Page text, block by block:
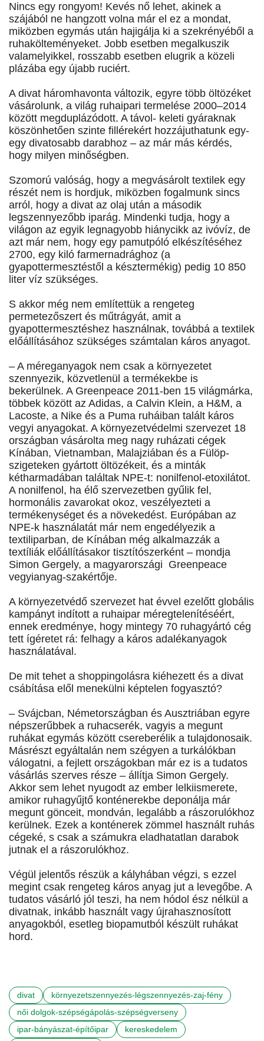
Nincs egy rongyom! Kevés nő lehet, akinek a
szájából ne hangzott volna már el ez a mondat,
miközben egymás után hajigálja ki a szekrényéből a
ruhakölteményeket. Jobb esetben megalkuszik
valamelyikkel, rosszabb esetben elugrik a közeli
plázába egy újabb ruciért.
A divat háromhavonta változik, egyre több öltözéket
vásárolunk, a világ ruhaipari termelése 2000–2014
között megduplázódott. A távol- keleti gyáraknak
köszönhetően szinte fillérekért hozzájuthatunk egy-
egy divatosabb darabhoz – az már más kérdés,
hogy milyen minőségben.
Szomorú valóság, hogy a megvásárolt textilek egy
részét nem is hordjuk, miközben fogalmunk sincs
arról, hogy a divat az olaj után a második
legszennyezőbb iparág. Mindenki tudja, hogy a
világon az egyik legnagyobb hiánycikk az ivóvíz, de
azt már nem, hogy egy pamutpóló elkészítéséhez
2700, egy kiló farmernadrághoz (a
gyapottermesztéstől a késztermékig) pedig 10 850
liter víz szükséges.
S akkor még nem említettük a rengeteg
permetezőszert és műtrágyát, amit a
gyapottermesztéshez használnak, továbbá a textilek
előállításához szükséges számtalan káros anyagot.
– A méreganyagok nem csak a környezetet
szennyezik, közvetlenül a termékekbe is
bekerülnek. A Greenpeace 2011-ben 15 világmárka,
többek között az Adidas, a Calvin Klein, a H&M, a
Lacoste, a Nike és a Puma ruháiban talált káros
vegyi anyagokat. A környezetvédelmi szervezet 18
országban vásárolta meg nagy ruházati cégek
Kínában, Vietnamban, Malajziában és a Fülöp-
szigeteken gyártott öltözékeit, és a minták
kétharmadában találtak NPE-t: nonilfenol-etoxilátot.
A nonilfenol, ha élő szervezetben gyűlik fel,
hormonális zavarokat okoz, veszélyezteti a
termékenységet és a növekedést. Európában az
NPE-k használatát már nem engedélyezik a
textiliparban, de Kínában még alkalmazzák a
textíliák előállításakor tisztítószerként – mondja
Simon Gergely, a magyarországi Greenpeace
vegyianyag-szakértője.
A környezetvédő szervezet hat évvel ezelőtt globális
kampányt indított a ruhaipar méregtelenítéséért,
ennek eredménye, hogy mintegy 70 ruhagyártó cég
tett ígéretet rá: felhagy a káros adalékanyagok
használatával.
De mit tehet a shoppingolásra kiéhezett és a divat
csábítása elől menekülni képtelen fogyasztó?
– Svájcban, Németországban és Ausztriában egyre
népszerűbbek a ruhacserék, vagyis a megunt
ruhákat egymás között csereberélik a tulajdonosaik.
Másrészt egyáltalán nem szégyen a turkálókban
válogatni, a fejlett országokban már ez is a tudatos
vásárlás szerves része – állítja Simon Gergely.
Akkor sem lehet nyugodt az ember lelkiismerete,
amikor ruhagyűjtő konténerekbe deponálja már
megunt gönceit, mondván, legalább a rászorulókhoz
kerülnek. Ezek a konténerek zömmel használt ruhás
cégeké, s csak a számukra eladhatatlan darabok
jutnak el a rászorulókhoz.
Végül jelentős részük a kályhában végzi, s ezzel
megint csak rengeteg káros anyag jut a levegőbe. A
tudatos vásárló jól teszi, ha nem hódol ész nélkül a
divatnak, inkább használt vagy újrahasznosított
anyagokból, esetleg biopamutból készült ruhákat
hord.
divat
környezetszennyezés-légszennyezés-zaj-fény
női dolgok-szépségápolás-szépségverseny
ipar-bányászat-építőipar
kereskedelem